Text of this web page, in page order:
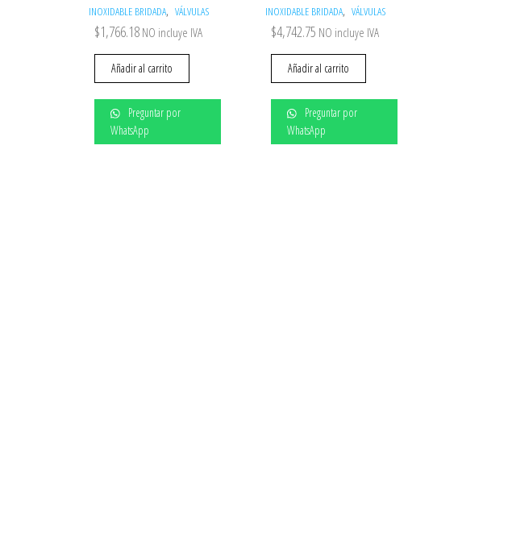
INOXIDABLE BRIDADA, VÁLVULAS
$1,766.18 NO incluye IVA
Añadir al carrito
Preguntar por
WhatsApp
INOXIDABLE BRIDADA, VÁLVULAS
$4,742.75 NO incluye IVA
Añadir al carrito
Preguntar por
WhatsApp